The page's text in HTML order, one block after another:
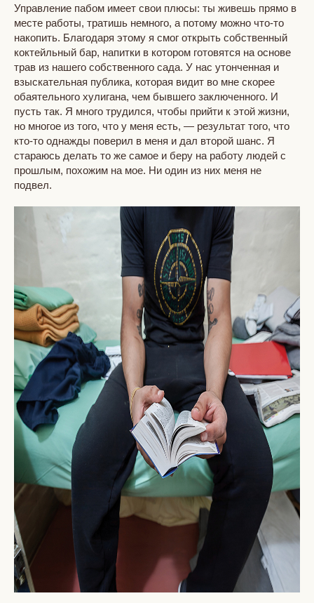
Управление пабом имеет свои плюсы: ты живешь прямо в
месте работы, тратишь немного, а потому можно что-то
накопить. Благодаря этому я смог открыть собственный
коктейльный бар, напитки в котором готовятся на основе
трав из нашего собственного сада. У нас утонченная и
взыскательная публика, которая видит во мне скорее
обаятельного хулигана, чем бывшего заключенного. И
пусть так. Я много трудился, чтобы прийти к этой жизни,
но многое из того, что у меня есть, — результат того, что
кто-то однажды поверил в меня и дал второй шанс. Я
стараюсь делать то же самое и беру на работу людей с
прошлым, похожим на мое. Ни один из них меня не
подвел.